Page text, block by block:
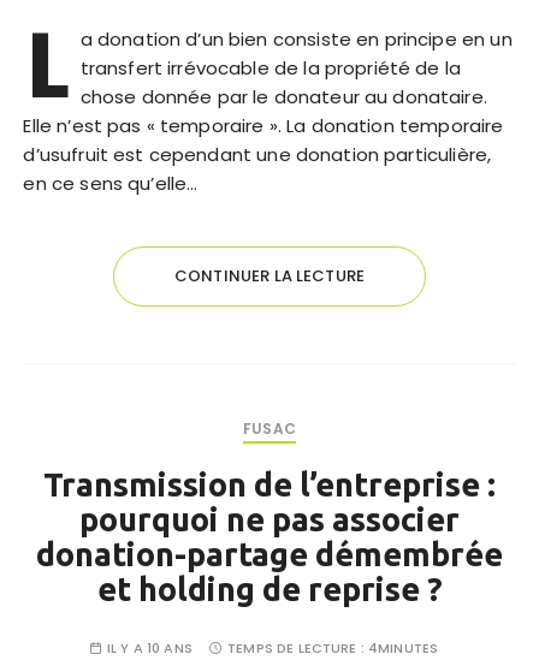
L a donation d’un bien consiste en principe en un
transfert irrévocable de la propriété de la
chose donnée par le donateur au donataire.
Elle n’est pas « temporaire ». La donation temporaire
d’usufruit est cependant une donation particulière,
en ce sens qu’elle…
CONTINUER LA LECTURE
FUSAC
Transmission de l’entreprise :
pourquoi ne pas associer
donation-partage démembrée
et holding de reprise ?
IL Y A 10 ANS TEMPS DE LECTURE : 4MINUTES